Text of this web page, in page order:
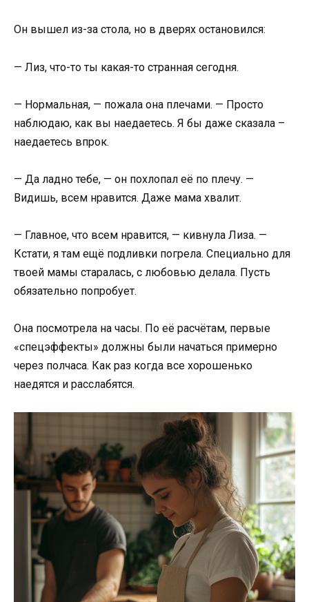
Он вышел из-за стола, но в дверях остановился:
— Лиз, что-то ты какая-то странная сегодня.
— Нормальная, — пожала она плечами. — Просто
наблюдаю, как вы наедаетесь. Я бы даже сказала –
наедаетесь впрок.
— Да ладно тебе, — он похлопал её по плечу. —
Видишь, всем нравится. Даже мама хвалит.
— Главное, что всем нравится, — кивнула Лиза. —
Кстати, я там ещё подливки погрела. Специально для
твоей мамы старалась, с любовью делала. Пусть
обязательно попробует.
Она посмотрела на часы. По её расчётам, первые
«спецэффекты» должны были начаться примерно
через полчаса. Как раз когда все хорошенько
наедятся и расслабятся.